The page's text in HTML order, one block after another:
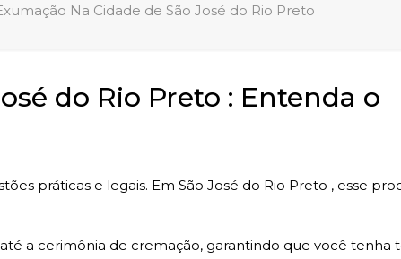
Na Cidade de São José do Rio Preto
do Rio Preto : Entenda o
práticas e legais. Em São José do Rio Preto , esse
a cerimônia de cremação, garantindo que você tenha